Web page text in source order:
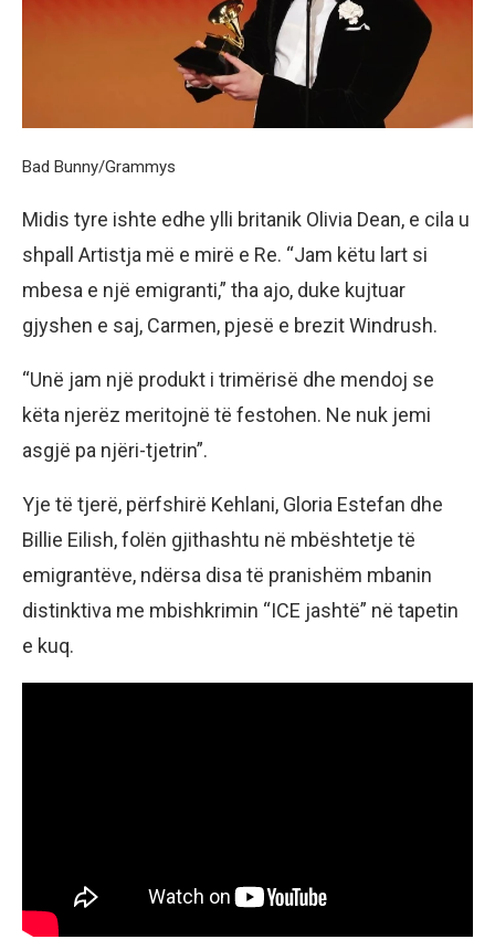
Bad Bunny/Grammys
Midis tyre ishte edhe ylli britanik Olivia Dean, e cila u
shpall Artistja më e mirë e Re. “Jam këtu lart si
mbesa e një emigranti,” tha ajo, duke kujtuar
gjyshen e saj, Carmen, pjesë e brezit Windrush.
“Unë jam një produkt i trimërisë dhe mendoj se
këta njerëz meritojnë të festohen. Ne nuk jemi
asgjë pa njëri-tjetrin”.
Yje të tjerë, përfshirë Kehlani, Gloria Estefan dhe
Billie Eilish, folën gjithashtu në mbështetje të
emigrantëve, ndërsa disa të pranishëm mbanin
distinktiva me mbishkrimin “ICE jashtë” në tapetin
e kuq.